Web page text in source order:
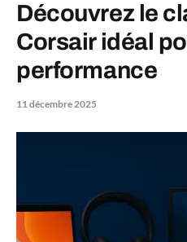
Découvrez le
Corsair idéal
performance
11 décembre 2025